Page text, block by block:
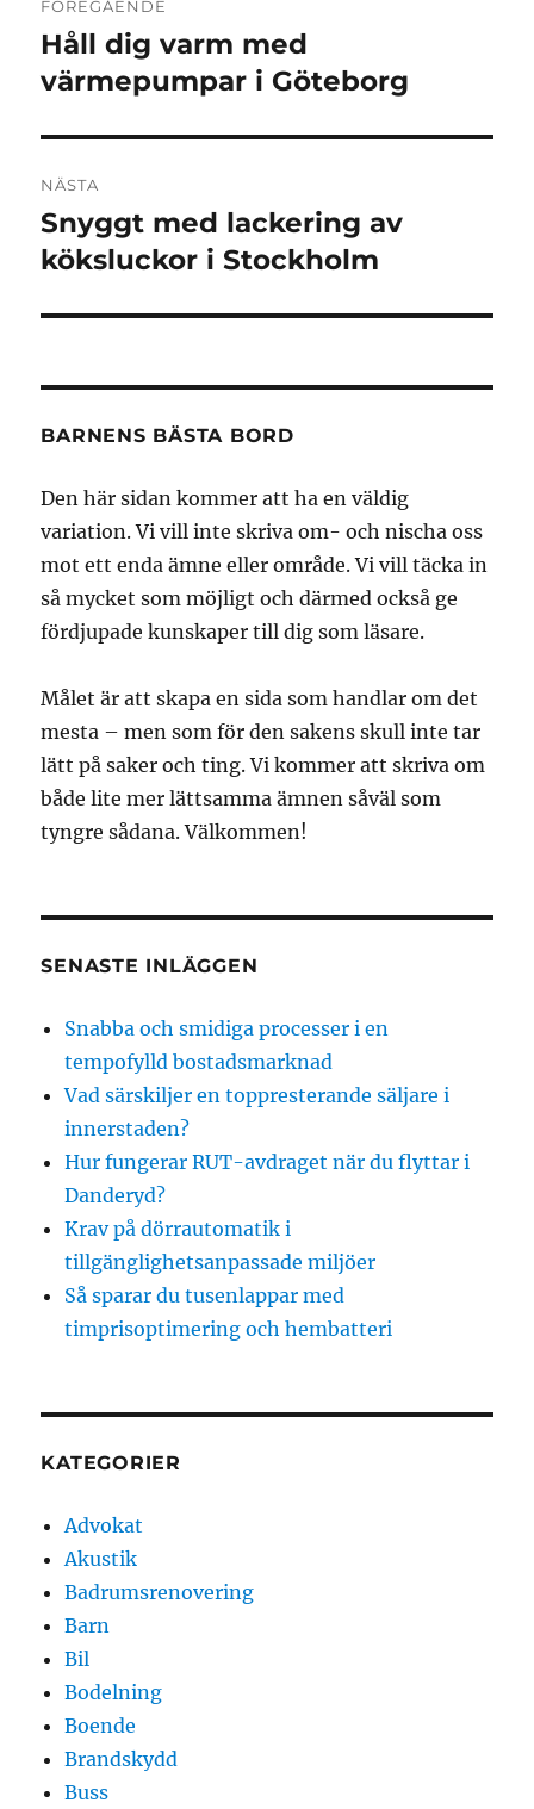
FÖREGÅENDE
Föregående
inlägg:
Håll dig varm med
värmepumpar i Göteborg
NÄSTA
Nästa
inlägg:
Snyggt med lackering av
köksluckor i Stockholm
BARNENS BÄSTA BORD
Den här sidan kommer att ha en väldig
variation. Vi vill inte skriva om- och nischa oss
mot ett enda ämne eller område. Vi vill täcka in
så mycket som möjligt och därmed också ge
fördjupade kunskaper till dig som läsare.
Målet är att skapa en sida som handlar om det
mesta – men som för den sakens skull inte tar
lätt på saker och ting. Vi kommer att skriva om
både lite mer lättsamma ämnen såväl som
tyngre sådana. Välkommen!
SENASTE INLÄGGEN
Snabba och smidiga processer i en
tempofylld bostadsmarknad
Vad särskiljer en toppresterande säljare i
innerstaden?
Hur fungerar RUT-avdraget när du flyttar i
Danderyd?
Krav på dörrautomatik i
tillgänglighetsanpassade miljöer
Så sparar du tusenlappar med
timprisoptimering och hembatteri
KATEGORIER
Advokat
Akustik
Badrumsrenovering
Barn
Bil
Bodelning
Boende
Brandskydd
Buss